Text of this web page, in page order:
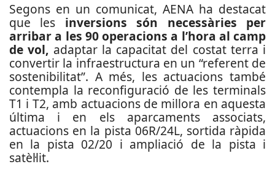
Segons en un comunicat, AENA ha destacat
que les inversions són necessàries per
arribar a les 90 operacions a l’hora al camp
de vol, adaptar la capacitat del costat terra i
convertir la infraestructura en un “referent de
sostenibilitat”. A més, les actuacions també
contempla la reconfiguració de les terminals
T1 i T2, amb actuacions de millora en aquesta
última i en els aparcaments associats,
actuacions en la pista 06R/24L, sortida ràpida
en la pista 02/20 i ampliació de la pista i
satèl·lit.